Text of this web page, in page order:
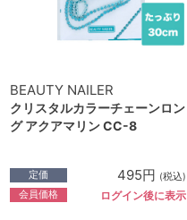
BEAUTY NAILER
クリスタルカラーチェーンロン
グ アクアマリン CC-8
定価 495円 (税込)
会員価格 ログイン後に表示